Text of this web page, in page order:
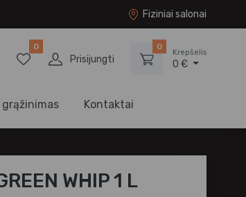
Fiziniai salonai
0
Prisijungti
0
Krepšelis
0 €
Kontaktai
WHIP 1 L